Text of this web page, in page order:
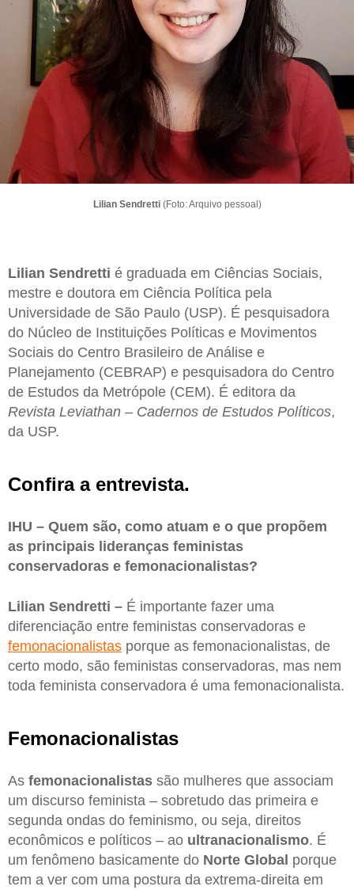
Lilian Sendretti(Foto: Arquivo pessoal)
Lilian Sendretti é graduada em Ciências Sociais,
mestre e doutora em Ciência Política pela
Universidade de São Paulo (USP). É pesquisadora
do Núcleo de Instituições Políticas e Movimentos
Sociais do Centro Brasileiro de Análise e
Planejamento (CEBRAP) e pesquisadora do Centro
de Estudos da Metrópole (CEM). É editora da
Revista Leviathan – Cadernos de Estudos Políticos,
da USP.
Confira a entrevista.
IHU – Quem são, como atuam e o que propõem
as principais lideranças feministas
conservadoras e femonacionalistas?
Lilian Sendretti – É importante fazer uma
diferenciação entre feministas conservadoras e
femonacionalistas porque as femonacionalistas, de
certo modo, são feministas conservadoras, mas nem
toda feminista conservadora é uma femonacionalista.
Femonacionalistas
As femonacionalistas são mulheres que associam
um discurso feminista – sobretudo das primeira e
segunda ondas do feminismo, ou seja, direitos
econômicos e políticos – ao ultranacionalismo. É
um fenômeno basicamente do Norte Global porque
tem a ver com uma postura da extrema-direita em